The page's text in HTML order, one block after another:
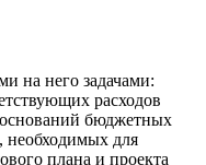
на него задачами:
расходов
бюджетных
необходимых для
плана и проекта